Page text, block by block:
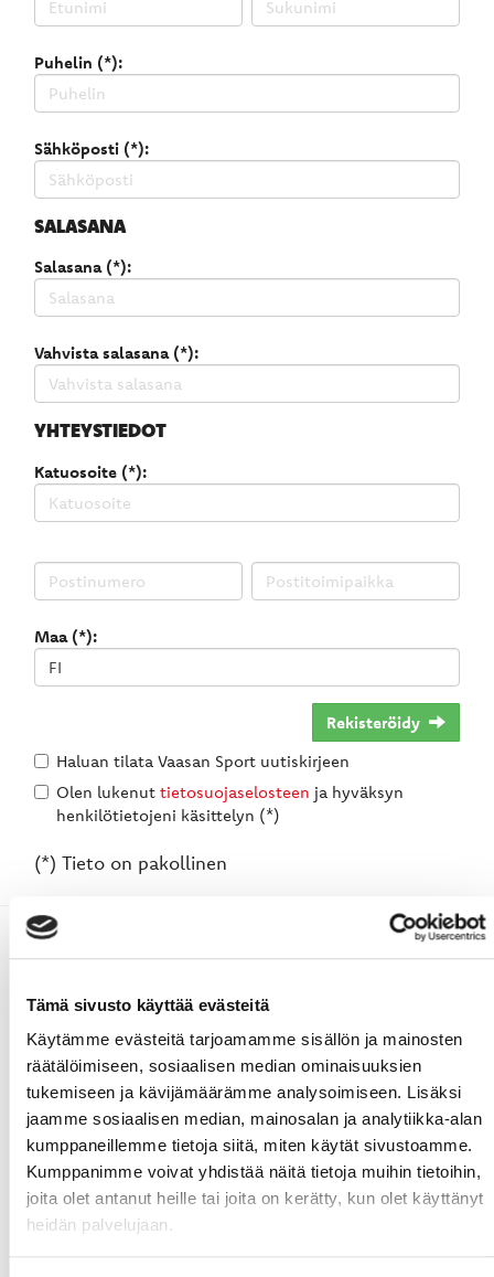
Tämä sivusto käyttää evästeitä
Käytämme evästeitä tarjoamamme sisällön ja mainosten
räätälöimiseen, sosiaalisen median ominaisuuksien
tukemiseen ja kävijämäärämme analysoimiseen. Lisäksi
jaamme sosiaalisen median, mainosalan ja analytiikka-alan
kumppaneillemme tietoja siitä, miten käytät sivustoamme.
Kumppanimme voivat yhdistää näitä tietoja muihin tietoihin,
joita olet antanut heille tai joita on kerätty, kun olet käyttänyt
heidän palvelujaan.
Puhelin (*):
Sähköposti (*):
SALASANA
Salasana (*):
Vahvista salasana (*):
YHTEYSTIEDOT
Katuosoite (*):
Maa (*):
Rekisteröidy
Haluan tilata Vaasan Sport uutiskirjeen
Olen lukenut tietosuojaselosteen ja hyväksyn
henkilötietojeni käsittelyn (*)
(*) Tieto on pakollinen